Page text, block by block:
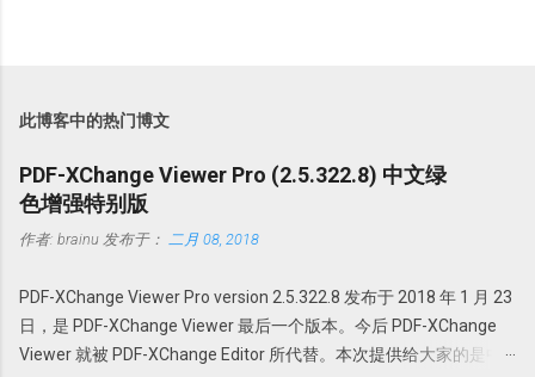
此博客中的热门博文
PDF-XChange Viewer Pro (2.5.322.8) 中文绿
色增强特别版
作者: brainu 发布于： 二月 08, 2018
PDF-XChange Viewer Pro version 2.5.322.8 发布于 2018 年 1 月 23
日，是 PDF-XChange Viewer 最后一个版本。今后 PDF-XChange
Viewer 就被 PDF-XChange Editor 所代替。本次提供给大家的是中